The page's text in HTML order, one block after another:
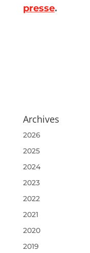
presse.
Archives
2026
2025
2024
2023
2022
2021
2020
2019